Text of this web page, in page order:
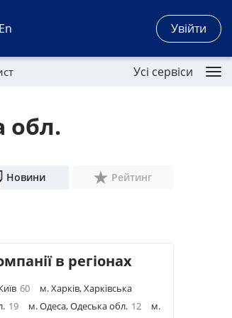
En Увійти
Усі сервіси
обл.
Новини Рейтинг
в регіонах
60
м. Харків, Харківська
19 м. Одеса, Одеська обл. 12
м.